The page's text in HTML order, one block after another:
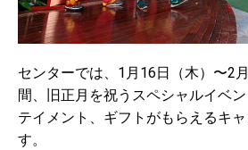
センターでは、1月16日（木）〜2
間、旧正月を祝うスペシャルイベ
テイメント、ギフトがもらえるキ
す。